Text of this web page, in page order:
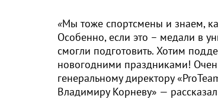
«Мы тоже спортсмены и знаем,
Особенно, если это – медали в
смогли подготовить. Хотим
новогодними праздниками!
генеральному директору
Владимиру Корневу» — рассказал